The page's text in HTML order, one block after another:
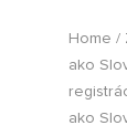
Home /
ako
ako